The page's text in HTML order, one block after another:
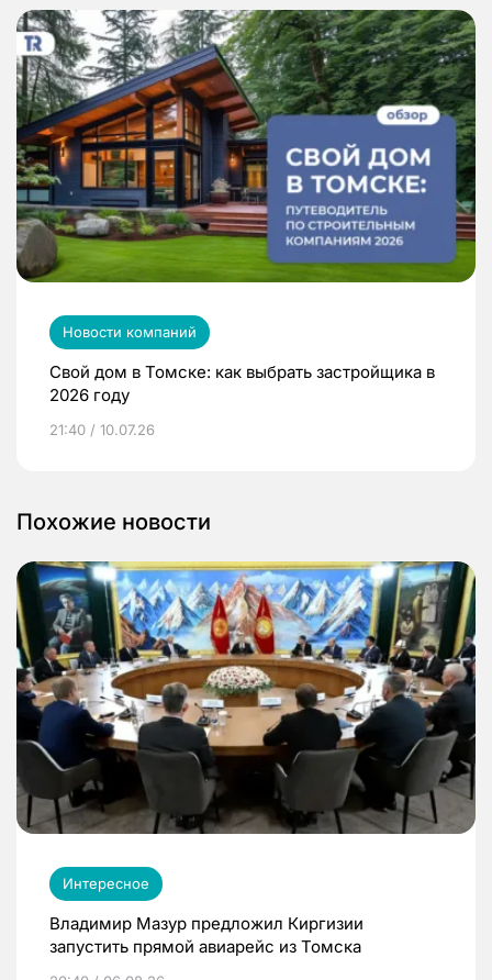
Новости компаний
Свой дом в Томске: как выбрать застройщика в
2026 году
21:40 / 10.07.26
Похожие новости
Интересное
Владимир Мазур предложил Киргизии
запустить прямой авиарейс из Томска